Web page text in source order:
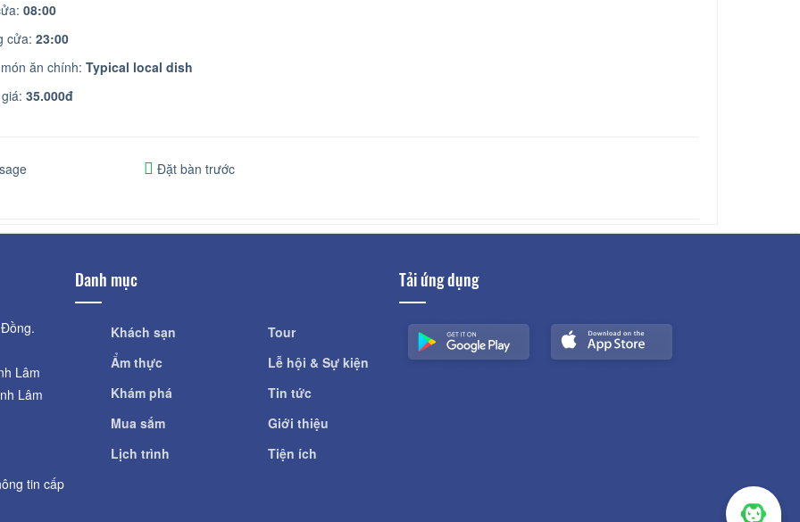
08:00
cửa: 23:00
ăn chính: Typical local dish
35.000đ
Đặt bàn trước
Lâm
Lâm
tin cấp
Danh mục
Khách sạn
Ẩm thực
Khám phá
Mua sắm
Lịch trình
Tour
Lễ hội & Sự kiện
Tin tức
Giới thiệu
Tiện ích
Tải ứng dụng